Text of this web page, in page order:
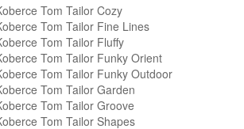
Tom Tailor Cozy
Tom Tailor Fine Lines
Tom Tailor Fluffy
Tom Tailor Funky Orient
Tom Tailor Funky Outdoor
Tom Tailor Garden
Tom Tailor Groove
Tom Tailor Shapes